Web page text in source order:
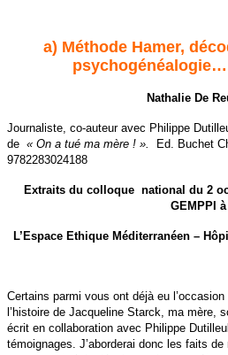
a) Méthode Hamer,
Nathalie De
Journaliste, co-auteur avec Philippe
de « On a tué ma mère ! ».
Ed. Buchet
9782283024188
Extraits du colloque national du 2
GEMPPI à
L’Espace Ethique Méditerranéen –
Certains parmi vous ont déjà eu
l’histoire de Jacqueline Starck, ma mère,
écrit en collaboration avec Philippe
témoignages. J’aborderai donc les faits